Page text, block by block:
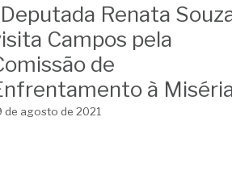
Deputada Renata
Campos pela
de
à
de agosto de 2021